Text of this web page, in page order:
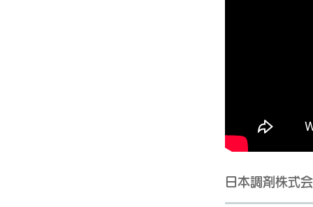
日本調剤株式